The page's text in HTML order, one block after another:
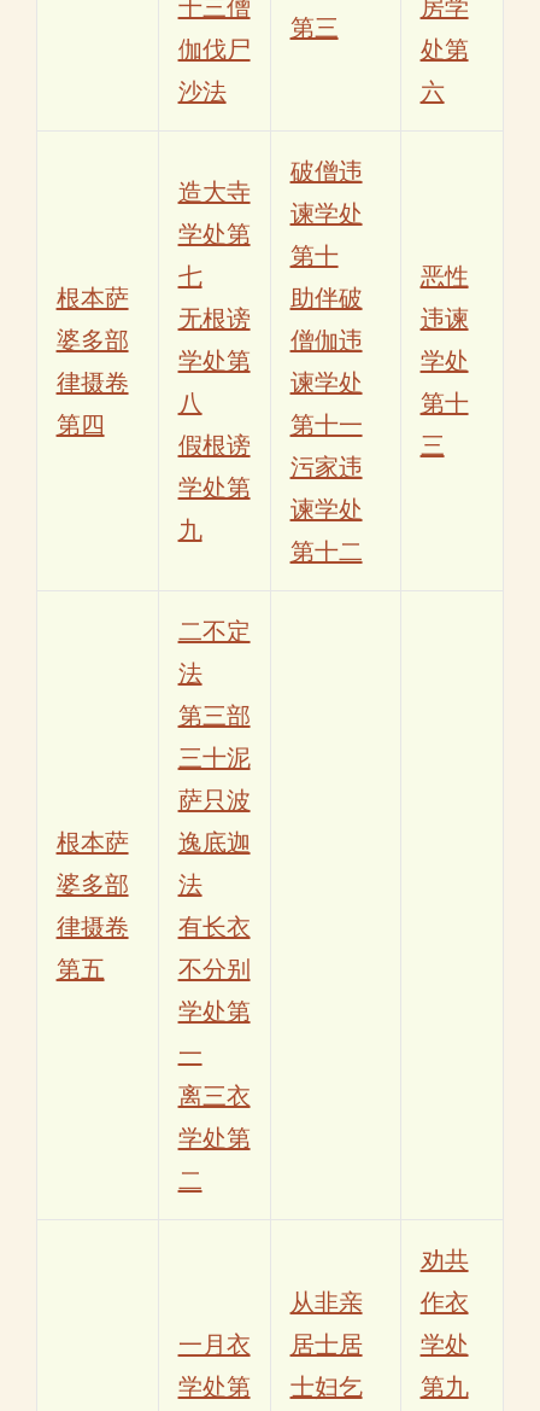
十三僧
伽伐尸
沙法
第三
房学
处第
六
根本萨
婆多部
律摄卷
第四
造大寺
学处第
七
无根谤
学处第
八
假根谤
学处第
九
破僧违
谏学处
第十
助伴破
僧伽违
谏学处
第十一
污家违
谏学处
第十二
恶性
违谏
学处
第十
三
根本萨
婆多部
律摄卷
第五
二不定
法
第三部
三十泥
萨只波
逸底迦
法
有长衣
不分别
学处第
一
离三衣
学处第
二
一月衣
学处第
从非亲
居士居
士妇乞
劝共
作衣
学处
第九